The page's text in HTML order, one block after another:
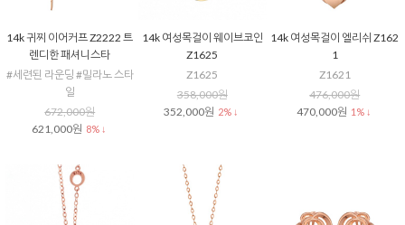
14k 귀찌 이어커프 Z2222 트
렌디한 패셔니스타
#세련된 라운딩 #밀라노 스타
일
672,000원
621,000원 8% ↓
14k 여성목걸이 웨이브코인
Z1625
Z1625
358,000원
352,000원 2% ↓
14k 여성목걸이 엘리쉬 Z162
1
Z1621
476,000원
470,000원 1% ↓